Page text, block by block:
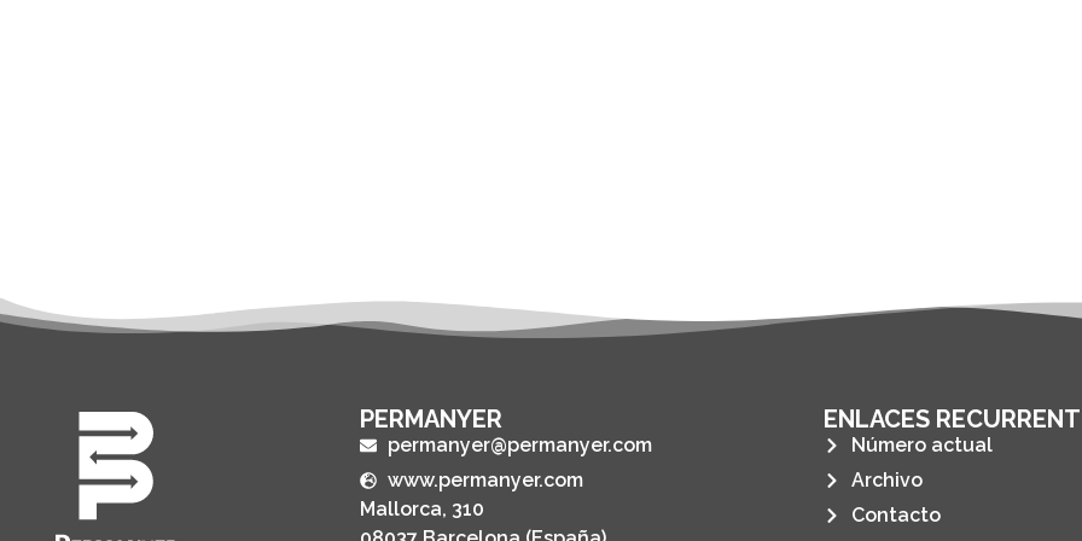
PERMANYER
permanyer@permanyer.com
www.permanyer.com
Mallorca, 310
ENLACES
Número actual
Archivo
Contacto